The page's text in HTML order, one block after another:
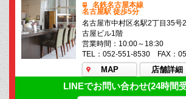
名鉄名古屋本線
名古屋駅 徒歩5分
名古屋市中村区名駅2丁目35
古屋ビル1階
営業時間：10:00～18:30
TEL：052-551-8530 FAX：
MAP 店舗詳細
LINEでお問い合わせ(24時間